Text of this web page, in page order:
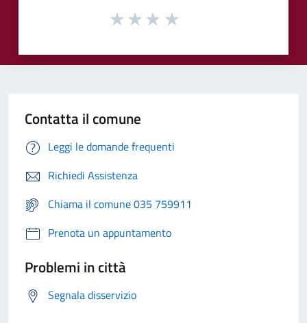
Contatta il comune
Leggi le domande frequenti
Richiedi Assistenza
Chiama il comune 035 759911
Prenota un appuntamento
Problemi in città
Segnala disservizio